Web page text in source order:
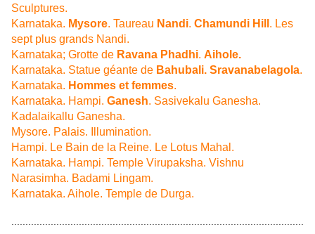
Sculptures.
Karnataka. Mysore. Taureau Nandi. Chamundi Hill . Les
sept plus grands Nandi.
Karnataka; Grotte de Ravana Phadhi. Aihole.
Karnataka. Statue géante de Bahubali. Sravanabelagola.
Karnataka. Hommes et femmes.
Karnataka. Hampi. Ganesh. Sasivekalu Ganesha.
Kadalaikallu Ganesha.
Mysore. Palais. Illumination.
Hampi. Le Bain de la Reine. Le Lotus Mahal.
Karnataka. Hampi. Temple Virupaksha. Vishnu
Narasimha. Badami Lingam.
Karnataka. Aihole. Temple de Durga.